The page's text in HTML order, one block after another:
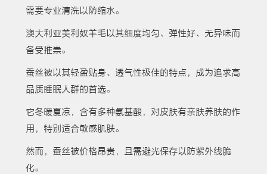
需要专业清洗以防缩水。
澳大利亚美利奴羊毛以其细度均匀、弹性好、无异味而
备受推崇。
蚕丝被以其轻盈贴身、透气性极佳的特点，成为追求高
品质睡眠人群的首选。
它冬暖夏凉，含有多种氨基酸，对皮肤有亲肤养肤的作
用，特别适合敏感肌肤。
然而，蚕丝被价格昂贵，且需避光保存以防紫外线脆
化。